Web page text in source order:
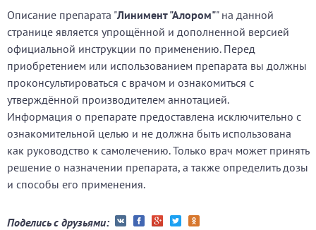
Описание препарата "Линимент "Алором"" на данной
странице является упрощённой и дополненной версией
официальной инструкции по применению. Перед
приобретением или использованием препарата вы должны
проконсультироваться с врачом и ознакомиться с
утверждённой производителем аннотацией.
Информация о препарате предоставлена исключительно с
ознакомительной целью и не должна быть использована
как руководство к самолечению. Только врач может принять
решение о назначении препарата, а также определить дозы
и способы его применения.
Поделись с друзьями: